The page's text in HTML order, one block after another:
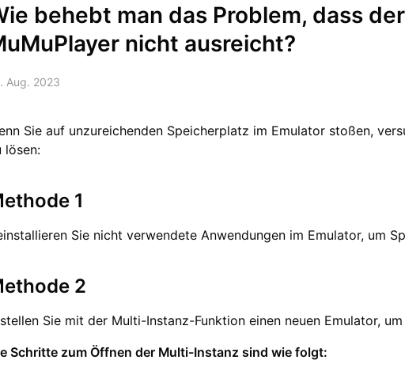
behebt man das Problem, dass
nicht ausreicht?
Aug. 2023
Sie auf unzureichenden Speicherplatz im Emulator stoßen,
lösen:
1
Sie nicht verwendete Anwendungen im Emulator, um
2
Sie mit der Multi-Instanz-Funktion einen neuen Emulator,
Schritte zum Öffnen der Multi-Instanz sind wie folgt: